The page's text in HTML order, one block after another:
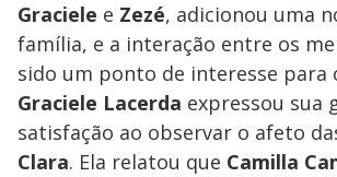
Graciele e Zezé, adicionou uma
família, e a interação entre os
sido um ponto de interesse para
Graciele Lacerda expressou sua
satisfação ao observar o afeto
Clara. Ela relatou que Camilla